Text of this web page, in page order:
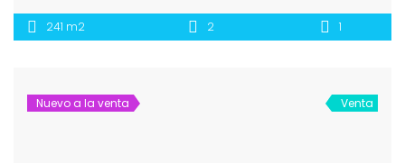
241 m2 2 1
Nuevo a la venta Venta